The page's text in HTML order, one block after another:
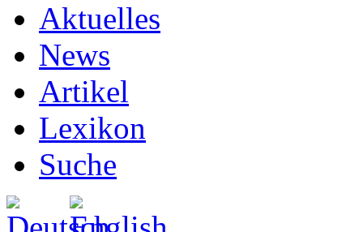
Aktuelles
News
Artikel
Lexikon
Suche